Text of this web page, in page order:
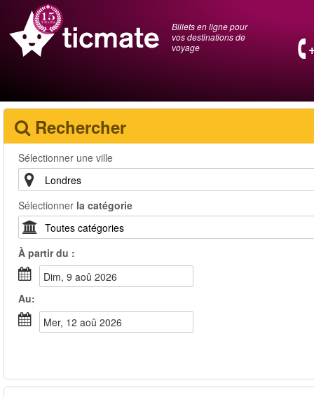
Billets en ligne pour
vos destinations de
voyage
Rechercher
Sélectionner une ville
Sélectionner la catégorie
À partir du :
dim, 9 aoû 2026
Au:
mer, 12 aoû 2026